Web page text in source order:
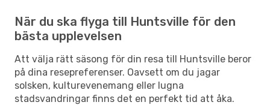
När du ska flyga till Huntsville för den
bästa upplevelsen
Att välja rätt säsong för din resa till Huntsville beror
på dina resepreferenser. Oavsett om du jagar
solsken, kulturevenemang eller lugna
stadsvandringar finns det en perfekt tid att åka.